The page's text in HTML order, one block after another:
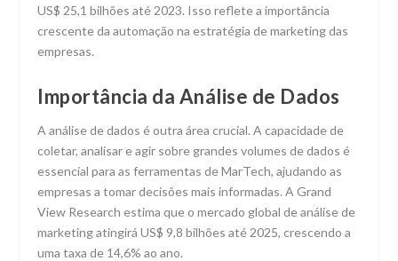
US$ 25,1 bilhões até 2023. Isso reflete a importância
crescente da automação na estratégia de marketing das
empresas.
Importância da Análise de Dados
A análise de dados é outra área crucial. A capacidade de
coletar, analisar e agir sobre grandes volumes de dados é
essencial para as ferramentas de MarTech, ajudando as
empresas a tomar decisões mais informadas. A Grand
View Research estima que o mercado global de análise de
marketing atingirá US$ 9,8 bilhões até 2025, crescendo a
uma taxa de 14,6% ao ano.